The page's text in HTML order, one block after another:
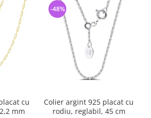
cu
mm
Colier argint 925 placat cu
rodiu, reglabil, 45 cm
-48%